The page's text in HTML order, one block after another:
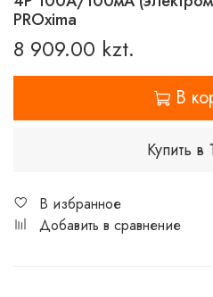
PROxima
8 909.00 kzt.
В
Купить в
В избранное
Добавить в сравнение